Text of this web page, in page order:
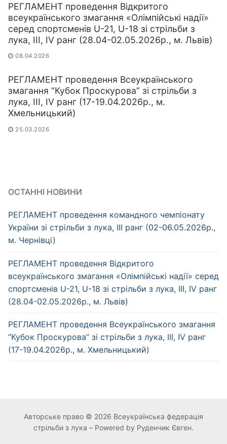
РЕГЛАМЕНТ проведення Відкритого
всеукраїнського змагання «Олімпійські надії»
серед спортсменів U-21, U-18 зі стрільби з
лука, ІІІ, IV ранг (28.04-02.05.2026р., м. Львів)
08.04.2026
РЕГЛАМЕНТ проведення Всеукраїнського
змагання “Кубок Проскурова” зі стрільби з
лука, ІІІ, IV ранг (17-19.04.2026р., м.
Хмельницький)
25.03.2026
ОСТАННІ НОВИНИ
РЕГЛАМЕНТ проведення командного чемпіонату
України зі стрільби з лука, ІІІ ранг (02-06.05.2026р.,
м. Чернівці)
РЕГЛАМЕНТ проведення Відкритого
всеукраїнського змагання «Олімпійські надії» серед
спортсменів U-21, U-18 зі стрільби з лука, ІІІ, IV ранг
(28.04-02.05.2026р., м. Львів)
РЕГЛАМЕНТ проведення Всеукраїнського змагання
“Кубок Проскурова” зі стрільби з лука, ІІІ, IV ранг
(17-19.04.2026р., м. Хмельницький)
Авторське право © 2026 Всеукраїнська федерація
стрільби з лука – Powered by Руденчик Євген.